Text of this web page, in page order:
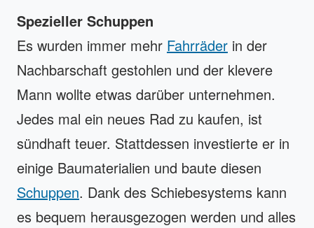
Spezieller Schuppen
Es wurden immer mehr Fahrräder in der
Nachbarschaft gestohlen und der klevere
Mann wollte etwas darüber unternehmen.
Jedes mal ein neues Rad zu kaufen, ist
sündhaft teuer. Stattdessen investierte er in
einige Baumaterialien und baute diesen
Schuppen. Dank des Schiebesystems kann
es bequem herausgezogen werden und alles